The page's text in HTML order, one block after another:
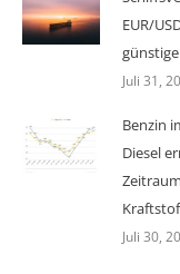
EUR/
Juli 31,
Benzin
Diesel
Juli 30,